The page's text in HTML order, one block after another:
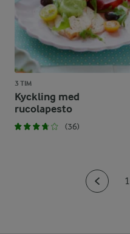
3 TIM
Kyckling med
rucolapesto
(36)
1